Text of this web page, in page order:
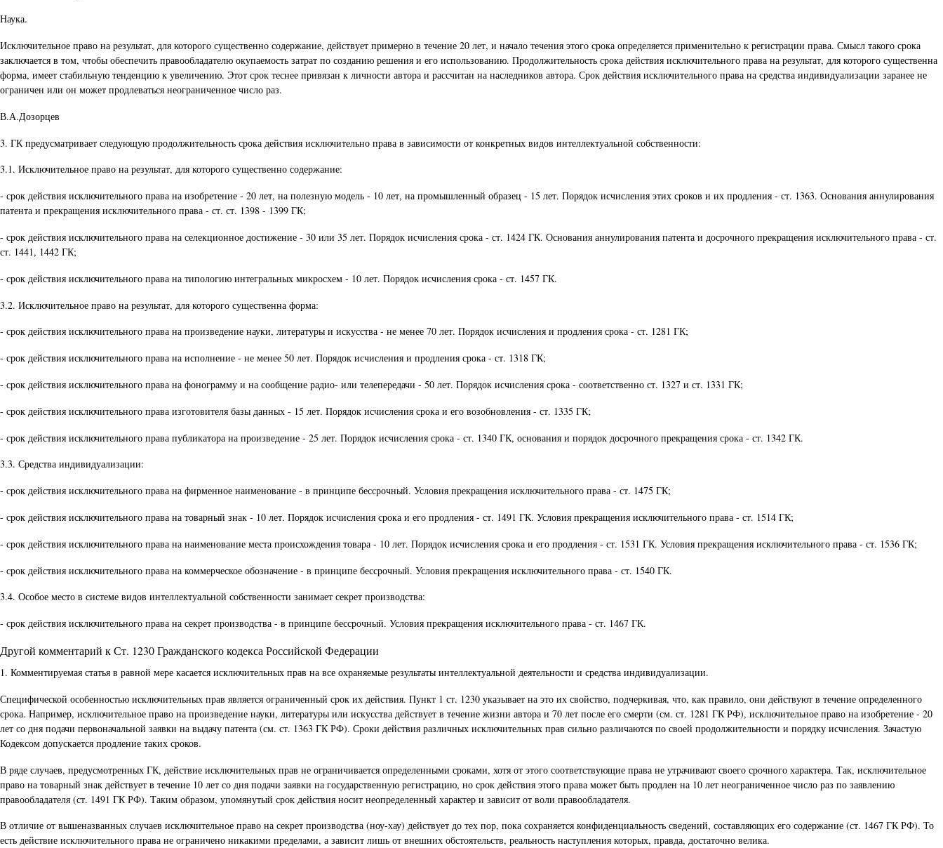
Наука.
Исключительное право на результат, для которого существенно содержание, действует примерно в течение 20 лет, и начало течения этого срока определяется применительно к регистрации права. Смысл такого срока
заключается в том, чтобы обеспечить правообладателю окупаемость затрат по созданию решения и его использованию. Продолжительность срока действия исключительного права на результат, для которого существенна
форма, имеет стабильную тенденцию к увеличению. Этот срок теснее привязан к личности автора и рассчитан на наследников автора. Срок действия исключительного права на средства индивидуализации заранее не
ограничен или он может продлеваться неограниченное число раз.
В.А.Дозорцев
3. ГК предусматривает следующую продолжительность срока действия исключительно права в зависимости от конкретных видов интеллектуальной собственности:
3.1. Исключительное право на результат, для которого существенно содержание:
- срок действия исключительного права на изобретение - 20 лет, на полезную модель - 10 лет, на промышленный образец - 15 лет. Порядок исчисления этих сроков и их продления - ст. 1363. Основания аннулирования
патента и прекращения исключительного права - ст. ст. 1398 - 1399 ГК;
- срок действия исключительного права на селекционное достижение - 30 или 35 лет. Порядок исчисления срока - ст. 1424 ГК. Основания аннулирования патента и досрочного прекращения исключительного права - ст.
ст. 1441, 1442 ГК;
- срок действия исключительного права на типологию интегральных микросхем - 10 лет. Порядок исчисления срока - ст. 1457 ГК.
3.2. Исключительное право на результат, для которого существенна форма:
- срок действия исключительного права на произведение науки, литературы и искусства - не менее 70 лет. Порядок исчисления и продления срока - ст. 1281 ГК;
- срок действия исключительного права на исполнение - не менее 50 лет. Порядок исчисления и продления срока - ст. 1318 ГК;
- срок действия исключительного права на фонограмму и на сообщение радио- или телепередачи - 50 лет. Порядок исчисления срока - соответственно ст. 1327 и ст. 1331 ГК;
- срок действия исключительного права изготовителя базы данных - 15 лет. Порядок исчисления срока и его возобновления - ст. 1335 ГК;
- срок действия исключительного права публикатора на произведение - 25 лет. Порядок исчисления срока - ст. 1340 ГК, основания и порядок досрочного прекращения срока - ст. 1342 ГК.
3.3. Средства индивидуализации:
- срок действия исключительного права на фирменное наименование - в принципе бессрочный. Условия прекращения исключительного права - ст. 1475 ГК;
- срок действия исключительного права на товарный знак - 10 лет. Порядок исчисления срока и его продления - ст. 1491 ГК. Условия прекращения исключительного права - ст. 1514 ГК;
- срок действия исключительного права на наименование места происхождения товара - 10 лет. Порядок исчисления срока и его продления - ст. 1531 ГК. Условия прекращения исключительного права - ст. 1536 ГК;
- срок действия исключительного права на коммерческое обозначение - в принципе бессрочный. Условия прекращения исключительного права - ст. 1540 ГК.
3.4. Особое место в системе видов интеллектуальной собственности занимает секрет производства:
- срок действия исключительного права на секрет производства - в принципе бессрочный. Условия прекращения исключительного права - ст. 1467 ГК.
Другой комментарий к Ст. 1230 Гражданского кодекса Российской Федерации
1. Комментируемая статья в равной мере касается исключительных прав на все охраняемые результаты интеллектуальной деятельности и средства индивидуализации.
Специфической особенностью исключительных прав является ограниченный срок их действия. Пункт 1 ст. 1230 указывает на это их свойство, подчеркивая, что, как правило, они действуют в течение определенного
срока. Например, исключительное право на произведение науки, литературы или искусства действует в течение жизни автора и 70 лет после его смерти (см. ст. 1281 ГК РФ), исключительное право на изобретение - 20
лет со дня подачи первоначальной заявки на выдачу патента (см. ст. 1363 ГК РФ). Сроки действия различных исключительных прав сильно различаются по своей продолжительности и порядку исчисления. Зачастую
Кодексом допускается продление таких сроков.
В ряде случаев, предусмотренных ГК, действие исключительных прав не ограничивается определенными сроками, хотя от этого соответствующие права не утрачивают своего срочного характера. Так, исключительное
право на товарный знак действует в течение 10 лет со дня подачи заявки на государственную регистрацию, но срок действия этого права может быть продлен на 10 лет неограниченное число раз по заявлению
правообладателя (ст. 1491 ГК РФ). Таким образом, упомянутый срок действия носит неопределенный характер и зависит от воли правообладателя.
В отличие от вышеназванных случаев исключительное право на секрет производства (ноу-хау) действует до тех пор, пока сохраняется конфиденциальность сведений, составляющих его содержание (ст. 1467 ГК РФ). То
есть действие исключительного права не ограничено никакими пределами, а зависит лишь от внешних обстоятельств, реальность наступления которых, правда, достаточно велика.